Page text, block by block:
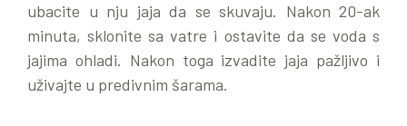
ubacite u nju jaja da se skuvaju. Nakon 20-ak
minuta, sklonite sa vatre i ostavite da se voda s
jajima ohladi. Nakon toga izvadite jaja pažljivo i
uživajte u predivnim šarama.